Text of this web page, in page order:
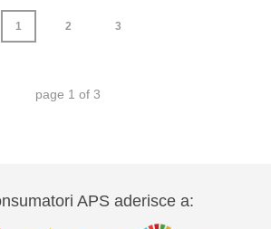
1 2 3
page 1 of 3
APS aderisce a: